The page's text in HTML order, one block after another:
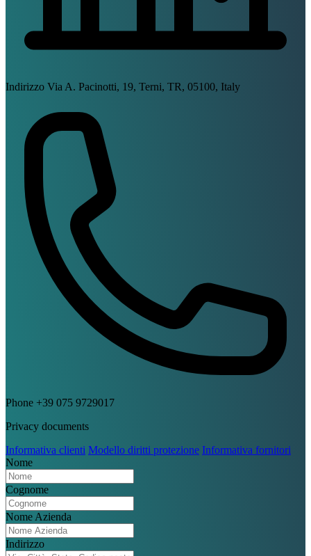
Indirizzo Via A. Pacinotti, 19, Terni, TR, 05100, Italy
Phone +39 075 9729017
Privacy documents
Informativa clienti Modello diritti protezione Informativa fornitori
Nome
Cognome
Nome Azienda
Indirizzo